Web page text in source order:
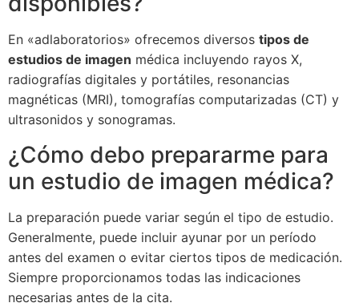
En «adlaboratorios» ofrecemos diversos tipos de
estudios de imagen médica incluyendo rayos X,
radiografías digitales y portátiles, resonancias
magnéticas (MRI), tomografías computarizadas (CT) y
ultrasonidos y sonogramas.
¿Cómo debo prepararme para
un estudio de imagen médica?
La preparación puede variar según el tipo de estudio.
Generalmente, puede incluir ayunar por un período
antes del examen o evitar ciertos tipos de medicación.
Siempre proporcionamos todas las indicaciones
necesarias antes de la cita.